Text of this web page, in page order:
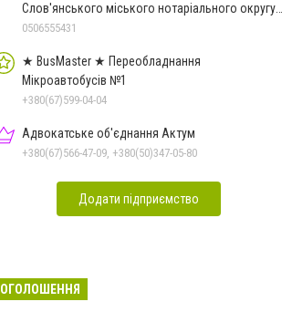
Слов'янського міського нотаріального округу
Дон.обл.
0506555431
★ BusMaster ★ Переобладнання
Мікроавтобусів №1
+380(67)599-04-04
Адвокатське об'єднання Актум
+380(67)566-47-09, +380(50)347-05-80
Додати підприємство
ОГОЛОШЕННЯ